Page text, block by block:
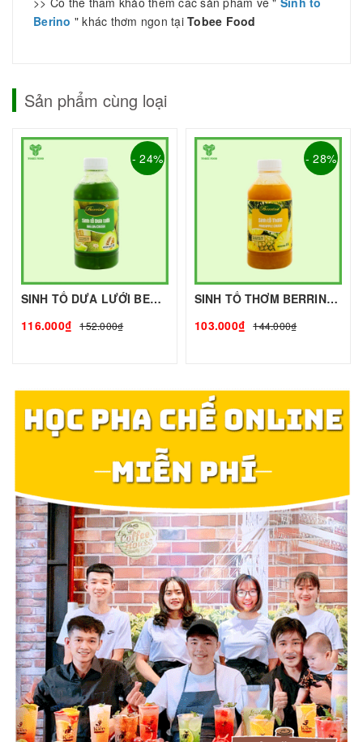
Berino " khác thơm ngon tại Tobee Food
Sản phẩm cùng loại
- 24%
SINH TỐ DƯA LƯỚI BERRINO - 1L - BERRINO | Mứt - Sinh Tố làm Trà Sữa - TOBEE FOOD
116.000₫
152.000₫
- 28%
SINH TỐ THƠM BERRINO - 500g - BERRINO | Mứt - Sinh Tố làm Trà Sữa - TOBEE FOOD
103.000₫
144.000₫